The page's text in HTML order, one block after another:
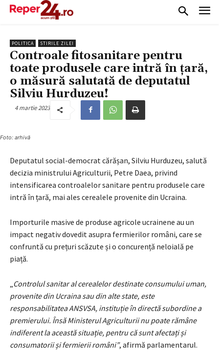
POLITICA STIRILE ZILEI
Controale fitosanitare pentru
toate produsele care intră în țară,
o măsură salutată de deputatul
Silviu Hurduzeu!
4 martie 2023
Foto: arhivă
Deputatul social-democrat cărășan, Silviu Hurduzeu, salută
decizia ministrului Agriculturii, Petre Daea, privind
intensificarea controalelor sanitare pentru produsele care
intră în țară, mai ales cerealele provenite din Ucraina.
Importurile masive de produse agricole ucrainene au un
impact negativ dovedit asupra fermierilor români, care se
confruntă cu prețuri scăzute și o concurență neloială pe
piață.
Controlul sanitar al cerealelor destinate consumului uman,
provenite din Ucraina sau din alte state, este
responsabilitatea ANSVSA, instituție în directă subordine a
premierului. Însă Ministerul Agriculturii nu poate rămâne
indiferent la această situație, pentru că sunt afectați și
consumatorii și fermierii români”, afirmă parlamentarul.